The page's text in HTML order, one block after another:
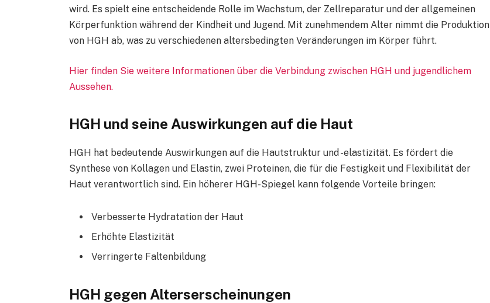
wird. Es spielt eine entscheidende Rolle im Wachstum, der Zellreparatur und der allgemeinen
Körperfunktion während der Kindheit und Jugend. Mit zunehmendem Alter nimmt die Produktion
von HGH ab, was zu verschiedenen altersbedingten Veränderungen im Körper führt.
Hier finden Sie weitere Informationen über die Verbindung zwischen HGH und jugendlichem
Aussehen.
HGH und seine Auswirkungen auf die Haut
HGH hat bedeutende Auswirkungen auf die Hautstruktur und -elastizität. Es fördert die
Synthese von Kollagen und Elastin, zwei Proteinen, die für die Festigkeit und Flexibilität der
Haut verantwortlich sind. Ein höherer HGH-Spiegel kann folgende Vorteile bringen:
Verbesserte Hydratation der Haut
Erhöhte Elastizität
Verringerte Faltenbildung
HGH gegen Alterserscheinungen